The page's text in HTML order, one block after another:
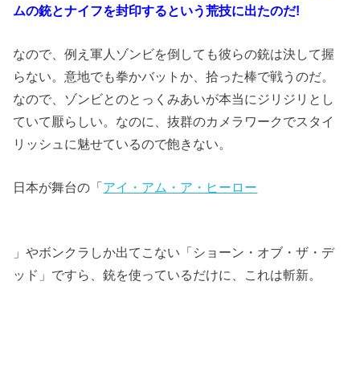
ムの銃とナイフを封印するという荒技に出たのだ!
なので、例え軍人ゾンビを倒しても彼らの銃は決して握
らない。意地でも拳かバットか、拾った棒で戦うのだ。
なので、ゾンビとのとっくみあいが本当にジリジリとし
ていて厭らしい。なのに、抜群のカメラワークでスタイ
リッシュに魅せているので飽きない。
日本が舞台の「 アイ・アム・ア・ヒーロー
」やボンクラしか出てこない「ショーン・オブ・ザ・デ
ッド」ですら、銃を使っているだけに、これは斬新。